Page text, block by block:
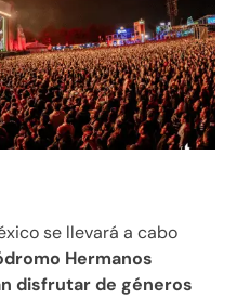
se llevará a cabo
Hermanos
disfrutar de géneros